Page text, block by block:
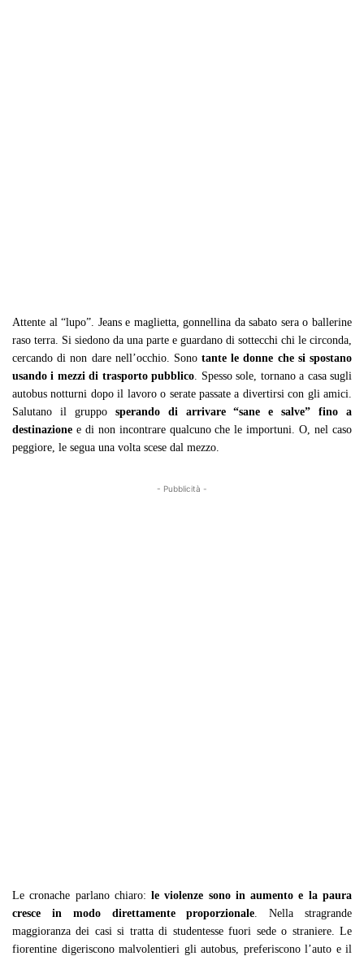
Attente al “lupo”. Jeans e maglietta, gonnellina da sabato sera o ballerine
raso terra. Si siedono da una parte e guardano di sottecchi chi le circonda,
cercando di non dare nell’occhio. Sonotante le donne che si spostano
usando i mezzi di trasporto pubblico. Spesso sole, tornano a casa sugli
autobus notturni dopo il lavoro o serate passate a divertirsi con gli amici.
Salutano il gruppo sperando di arrivare “sane e salve” fino a
destinazione e di non incontrare qualcuno che le importuni. O, nel caso
peggiore, le segua una volta scese dal mezzo.
- Pubblicità -
Le cronache parlano chiaro:le violenze sono in aumento e la paura
cresce in modo direttamente proporzionale. Nella stragrande
maggioranza dei casi si tratta di studentesse fuori sede o straniere. Le
fiorentine digeriscono malvolentieri gli autobus, preferiscono l’auto e il